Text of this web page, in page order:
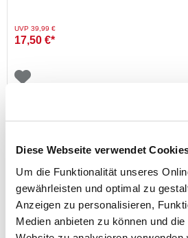
Diese Webseite verwendet
Um die Funktionalität unseres
gewährleisten und optimal zu
Anzeigen zu personalisieren,
Medien anbieten zu können und
Preis reduziert von
UVP 39,99 €auf
17,50 €*
Marmorkies Carrara im 25 kg